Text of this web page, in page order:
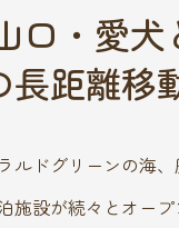
口・愛
距離移
ルドグリーンの海
施設が続々とオー